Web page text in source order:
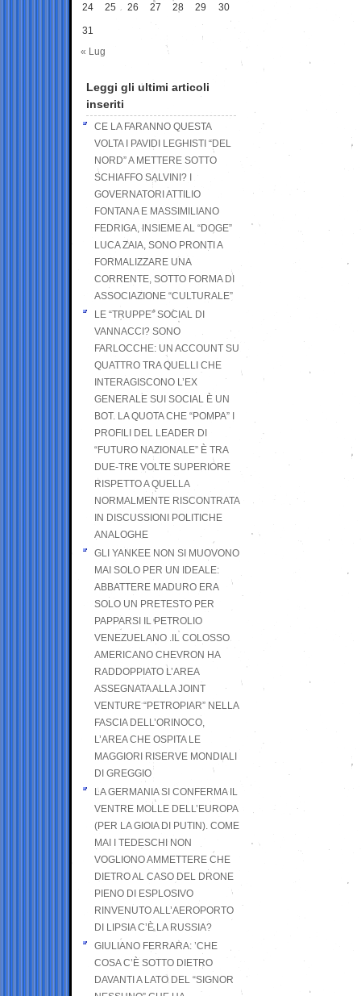
24 25 26 27 28 29 30
31
« Lug
Leggi gli ultimi articoli
inseriti
CE LA FARANNO QUESTA
VOLTA I PAVIDI LEGHISTI “DEL
NORD” A METTERE SOTTO
SCHIAFFO SALVINI? I
GOVERNATORI ATTILIO
FONTANA E MASSIMILIANO
FEDRIGA, INSIEME AL “DOGE”
LUCA ZAIA, SONO PRONTI A
FORMALIZZARE UNA
CORRENTE, SOTTO FORMA DI
ASSOCIAZIONE “CULTURALE”
LE “TRUPPE” SOCIAL DI
VANNACCI? SONO
FARLOCCHE: UN ACCOUNT SU
QUATTRO TRA QUELLI CHE
INTERAGISCONO L’EX
GENERALE SUI SOCIAL È UN
BOT. LA QUOTA CHE “POMPA” I
PROFILI DEL LEADER DI
“FUTURO NAZIONALE” È TRA
DUE-TRE VOLTE SUPERIORE
RISPETTO A QUELLA
NORMALMENTE RISCONTRATA
IN DISCUSSIONI POLITICHE
ANALOGHE
GLI YANKEE NON SI MUOVONO
MAI SOLO PER UN IDEALE:
ABBATTERE MADURO ERA
SOLO UN PRETESTO PER
PAPPARSI IL PETROLIO
VENEZUELANO .IL COLOSSO
AMERICANO CHEVRON HA
RADDOPPIATO L’AREA
ASSEGNATA ALLA JOINT
VENTURE “PETROPIAR” NELLA
FASCIA DELL’ORINOCO,
L’AREA CHE OSPITA LE
MAGGIORI RISERVE MONDIALI
DI GREGGIO
LA GERMANIA SI CONFERMA IL
VENTRE MOLLE DELL’EUROPA
(PER LA GIOIA DI PUTIN). COME
MAI I TEDESCHI NON
VOGLIONO AMMETTERE CHE
DIETRO AL CASO DEL DRONE
PIENO DI ESPLOSIVO
RINVENUTO ALL’AEROPORTO
DI LIPSIA C’È LA RUSSIA?
GIULIANO FERRARA: ’CHE
COSA C’È SOTTO DIETRO
DAVANTI A LATO DEL “SIGNOR